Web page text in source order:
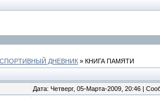
СПОРТИВНЫЙ ДНЕВНИК » КНИГА ПАМЯТИ
Дата: Четверг, 05-Марта-2009, 20:46 |